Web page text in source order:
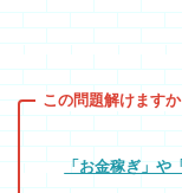
「お金稼ぎ」や